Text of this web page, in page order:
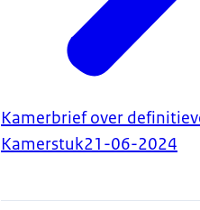
Kamerbrief over
Kamerstuk21-06-2024